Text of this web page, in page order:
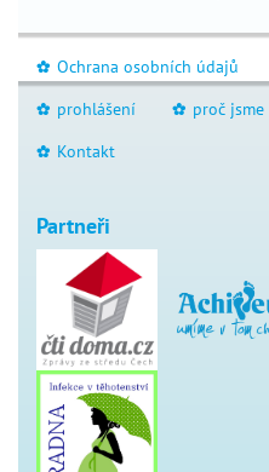
gynekologická
prevence
jsem
těhotná?
výpočet
termínů
životospráva
seznam
porodnic
sledování
_ Ochrana osobních údajů
_ prohlášení _ proč jsme
_ Kontakt
Partneři